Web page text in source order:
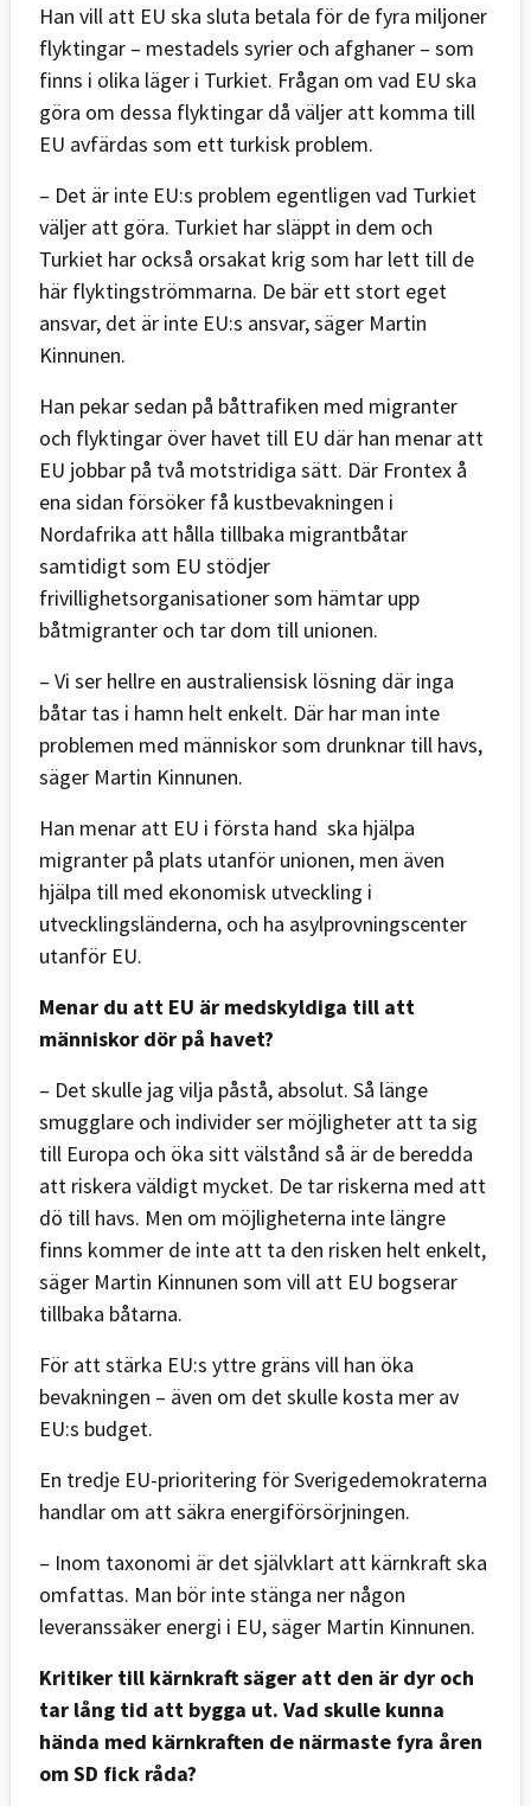
Han vill att EU ska sluta betala för de fyra miljoner
flyktingar – mestadels syrier och afghaner – som
finns i olika läger i Turkiet. Frågan om vad EU ska
göra om dessa flyktingar då väljer att komma till
EU avfärdas som ett turkisk problem.
– Det är inte EU:s problem egentligen vad Turkiet
väljer att göra. Turkiet har släppt in dem och
Turkiet har också orsakat krig som har lett till de
här flyktingströmmarna. De bär ett stort eget
ansvar, det är inte EU:s ansvar, säger Martin
Kinnunen.
Han pekar sedan på båttrafiken med migranter
och flyktingar över havet till EU där han menar att
EU jobbar på två motstridiga sätt. Där Frontex å
ena sidan försöker få kustbevakningen i
Nordafrika att hålla tillbaka migrantbåtar
samtidigt som EU stödjer
frivillighetsorganisationer som hämtar upp
båtmigranter och tar dom till unionen.
– Vi ser hellre en australiensisk lösning där inga
båtar tas i hamn helt enkelt. Där har man inte
problemen med människor som drunknar till havs,
säger Martin Kinnunen.
Han menar att EU i första hand ska hjälpa
migranter på plats utanför unionen, men även
hjälpa till med ekonomisk utveckling i
utvecklingsländerna, och ha asylprovningscenter
utanför EU.
Menar du att EU är medskyldiga till att
människor dör på havet?
– Det skulle jag vilja påstå, absolut. Så länge
smugglare och individer ser möjligheter att ta sig
till Europa och öka sitt välstånd så är de beredda
att riskera väldigt mycket. De tar riskerna med att
dö till havs. Men om möjligheterna inte längre
finns kommer de inte att ta den risken helt enkelt,
säger Martin Kinnunen som vill att EU bogserar
tillbaka båtarna.
För att stärka EU:s yttre gräns vill han öka
bevakningen – även om det skulle kosta mer av
EU:s budget.
En tredje EU-prioritering för Sverigedemokraterna
handlar om att säkra energiförsörjningen.
– Inom taxonomi är det självklart att kärnkraft ska
omfattas. Man bör inte stänga ner någon
leveranssäker energi i EU, säger Martin Kinnunen.
Kritiker till kärnkraft säger att den är dyr och
tar lång tid att bygga ut. Vad skulle kunna
hända med kärnkraften de närmaste fyra åren
om SD fick råda?